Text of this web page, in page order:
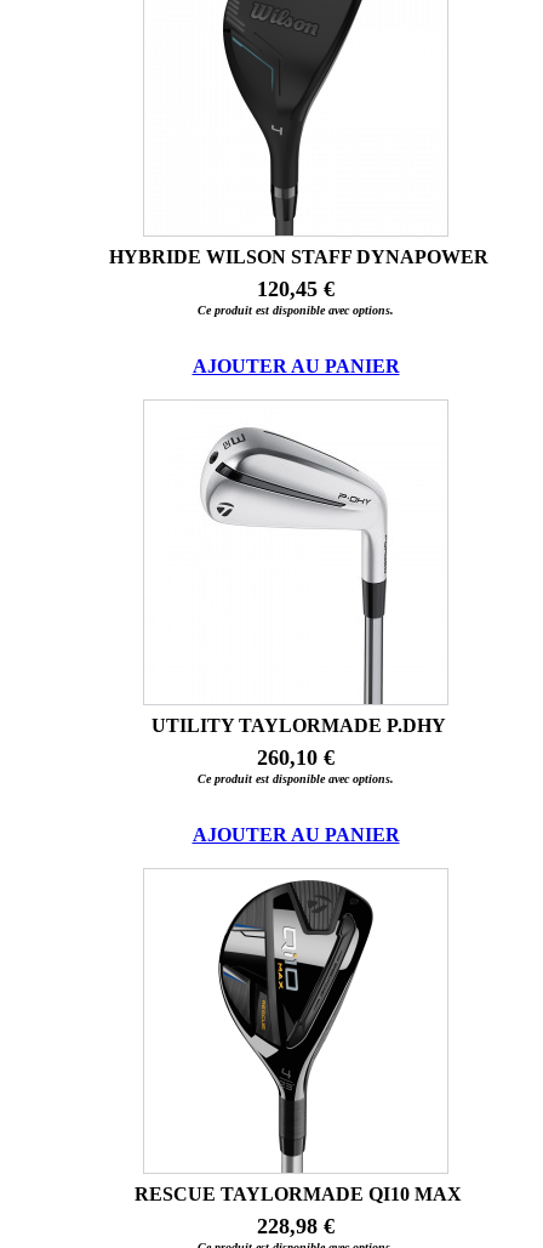
HYBRIDE WILSON STAFF DYNAPOWER
120,45 €
Ce produit est disponible avec options.
AJOUTER AU PANIER
UTILITY TAYLORMADE P.DHY
260,10 €
Ce produit est disponible avec options.
AJOUTER AU PANIER
RESCUE TAYLORMADE QI10 MAX
228,98 €